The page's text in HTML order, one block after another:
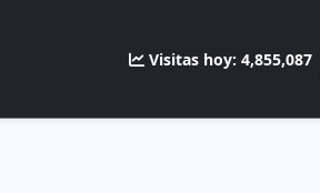
Visitas hoy: 4,855,087